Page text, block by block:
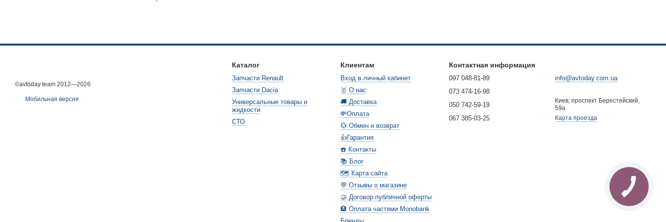
©avtoday team 2012—2026
Мобильная версия
Каталог
Запчасти Renault
Запчасти Dacia
Универсальные товары и
жидкости
СТО
Клиентам
Вход в личный кабинет
🥇 О нас
🚚 Доставка
💸Оплата
💱 Обмен и возврат
👍Гарантия
☎️ Контакты
📚 Блог
🗺️ Карта сайта
💬 Отзывы о магазине
🤝 Договор публичной оферты
🏦 Оплата частями Monobank
Контактная информация
097 048-81-89
073 474-16-98
050 742-59-19
067 385-03-25
info@avtoday.com.ua
Киев, проспект Берестейский,
59а
Карта проезда